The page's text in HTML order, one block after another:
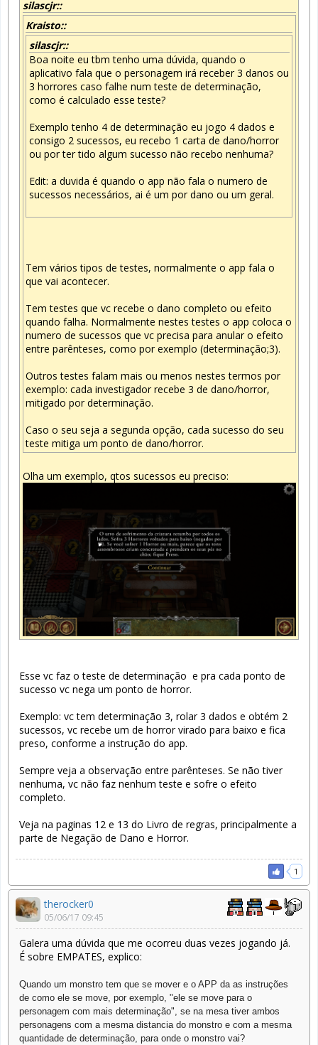
silascjr::
Kraisto::
silascjr::
Boa noite eu tbm tenho uma dúvida, quando o
aplicativo fala que o personagem irá receber 3 danos ou
3 horrores caso falhe num teste de determinação,
como é calculado esse teste?
Exemplo tenho 4 de determinação eu jogo 4 dados e
consigo 2 sucessos, eu recebo 1 carta de dano/horror
ou por ter tido algum sucesso não recebo nenhuma?
Edit: a duvida é quando o app não fala o numero de
sucessos necessários, ai é um por dano ou um geral.
Tem vários tipos de testes, normalmente o app fala o
que vai acontecer.
Tem testes que vc recebe o dano completo ou efeito
quando falha. Normalmente nestes testes o app coloca o
numero de sucessos que vc precisa para anular o efeito
entre parênteses, como por exemplo (determinação;3).
Outros testes falam mais ou menos nestes termos por
exemplo: cada investigador recebe 3 de dano/horror,
mitigado por determinação.
Caso o seu seja a segunda opção, cada sucesso do seu
teste mitiga um ponto de dano/horror.
Olha um exemplo, qtos sucessos eu preciso:
Esse vc faz o teste de determinação e pra cada ponto de
sucesso vc nega um ponto de horror.
Exemplo: vc tem determinação 3, rolar 3 dados e obtém 2
sucessos, vc recebe um de horror virado para baixo e fica
preso, conforme a instrução do app.
Sempre veja a observação entre parênteses. Se não tiver
nenhuma, vc não faz nenhum teste e sofre o efeito
completo.
Veja na paginas 12 e 13 do Livro de regras, principalmente a
parte de Negação de Dano e Horror.
1
therocker0
05/06/17 09:45
Galera uma dúvida que me ocorreu duas vezes jogando já.
É sobre EMPATES, explico:
Quando um monstro tem que se mover e o APP da as instruções
de como ele se move, por exemplo, "ele se move para o
personagem com mais determinação", se na mesa tiver ambos
personagens com a mesma distancia do monstro e com a mesma
quantidade de determinação, para onde o monstro vai?